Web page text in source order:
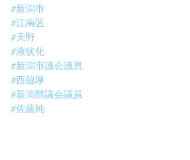
#新潟市
#江南区
#天野
#液状化
#新潟市議会議員
#西脇厚
#新潟県議会議員
#佐藤純